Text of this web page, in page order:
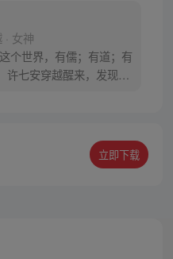
· 女神
个世界，有儒；有道；有
许七安穿越醒来，发现自
说 QQ群号：
立即下载